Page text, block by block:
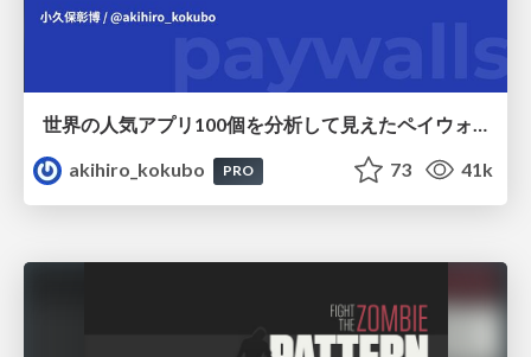
世界の人気アプリ100個を分析して見えたペイウォール設計の心得
akihiro_kokubo
PRO 73 41k